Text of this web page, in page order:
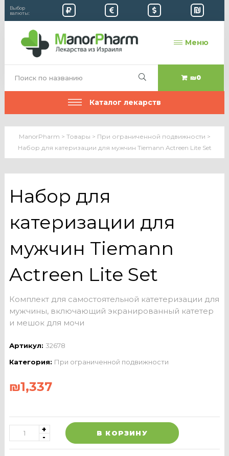
Выбор
валюты:
Меню
₪0
Каталог лекарств
ManorPharm > Товары > При ограниченной подвижности >
Набор для катеризации для мужчин Tiemann Actreen Lite Set
Набор для
катеризации для
мужчин Tiemann
Actreen Lite Set
Комплект для самостоятельной катетеризации для
мужчины, включающий экранированный катетер
и мешок для мочи
Артикул: 32678
Категория: При ограниченной подвижности
₪1,337
В КОРЗИНУ